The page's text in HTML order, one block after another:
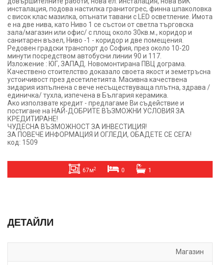
инсталация, подова настилка гранитогрес, финна шпаколовка
с висок клас мазилка, опънати тавани с LED осветление. Имота
е на две нива, като Ниво 1 се състои от светла търговска
зала/магазин или офис/ с площ около 30кв.м., коридор и
санитарен възел, Ниво -1 - коридор и две помещения.
Редовен градски транспорт до София, през около 10-20
минути посредством автобусни линии 90 и 117.
Изложение : ЮГ, ЗАПАД. Новомонтирана ПВЦ дограма.
Качествено стоителство доказало своета якост и земетръсна
устоичивост през десетилетията. Масивна качествена
зидария изпълнена с вече несъществуваща плътна, здрава /
единичка/ тухла, изпечена в България керамика.
Ако използвате кредит - предлагаме Ви съдействие и
постигане на НАЙ-ДОБРИТЕ ВЪЗМОЖНИ УСЛОВИЯ ЗА
КРЕДИТИРАНЕ!
ЧУДЕСНА ВЪЗМОЖНОСТ ЗА ИНВЕСТИЦИЯ!
ЗА ПОВЕЧЕ ИНФОРМАЦИЯ И ОГЛЕДИ, ОБАДЕТЕ СЕ СЕГА!
код: 1509
67м2 0 1
ДЕТАЙЛИ
Магазин